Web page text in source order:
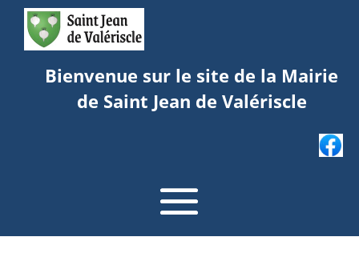
Bienvenue sur le site de la Mairie
de Saint Jean de Valériscle